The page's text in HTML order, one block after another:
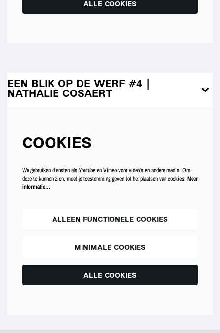
ALLE COOKIES
EEN BLIK OP DE WERF #4 |
NATHALIE COSAERT
COOKIES
We gebruiken diensten als Youtube en Vimeo voor video's en andere media. Om
deze te kunnen zien, moet je toestemming geven tot het plaatsen van cookies. Meer
informatie…
ALLEEN FUNCTIONELE COOKIES
MINIMALE COOKIES
ALLE COOKIES